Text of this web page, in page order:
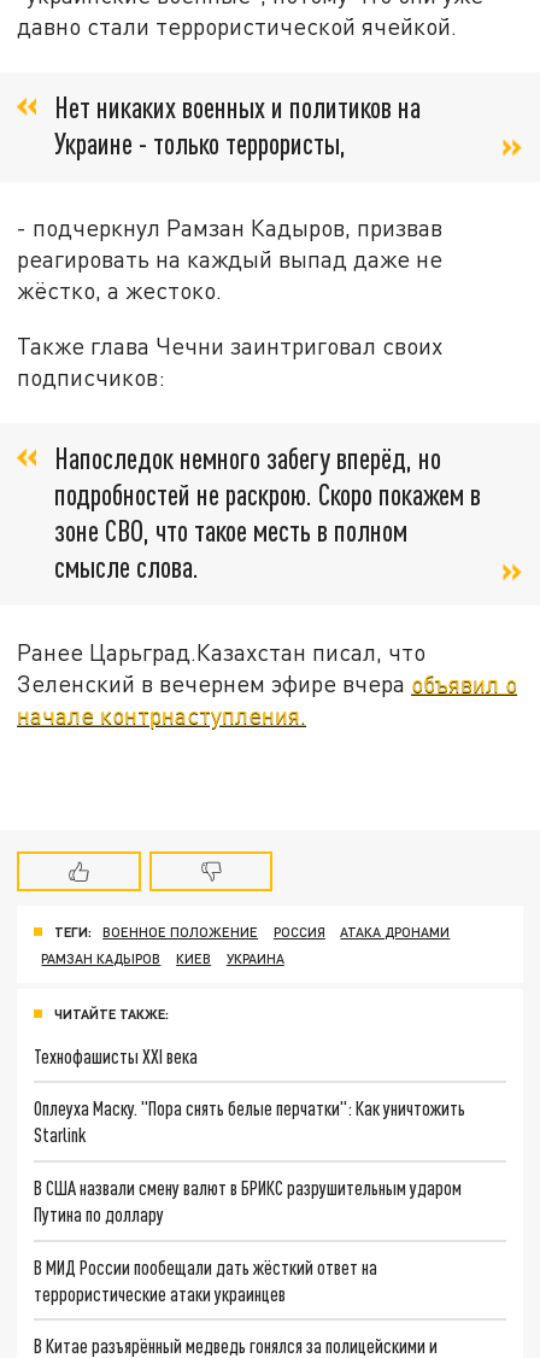
давно стали террористической ячейкой.
Нет никаких военных и политиков на
Украине - только террористы,
- подчеркнул Рамзан Кадыров, призвав
реагировать на каждый выпад даже не
жёстко, а жестоко.
Также глава Чечни заинтриговал своих
подписчиков:
Напоследок немного забегу вперёд, но
подробностей не раскрою. Скоро покажем в
зоне СВО, что такое месть в полном
смысле слова.
Ранее Царьград.Казахстан писал, что
Зеленский в вечернем эфире вчера объявил о
начале контрнаступления.
ТЕГИ: ВОЕННОЕ ПОЛОЖЕНИЕ РОССИЯ
АТАКА ДРОНАМИ
РАМЗАН КАДЫРОВ
КИЕВ УКРАИНА
ЧИТАЙТЕ ТАКЖЕ:
Технофашисты XXI века
Оплеуха Маску. "Пора снять белые перчатки": Как уничтожить
Starlink
В США назвали смену валют в БРИКС разрушительным ударом
Путина по доллару
В МИД России пообещали дать жёсткий ответ на
террористические атаки украинцев
В Китае разъярённый медведь гонялся за полицейскими и